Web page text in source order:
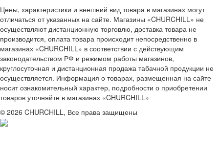
Цены, характеристики и внешний вид товара в магазинах могут
отличаться от указанных на сайте. Магазины «CHURCHILL» не
осуществляют дистанционную торговлю, доставка товара не
производится, оплата товара происходит непосредственно в
магазинах «CHURCHILL» в соответствии с действующим
законодательством РФ и режимом работы магазинов,
круглосуточная и дистанционная продажа табачной продукции не
осуществляется. Информация о товарах, размещенная на сайте
носит ознакомительный характер, подробности о приобретении
товаров уточняйте в магазинах «CHURCHILL»
© 2026 CHURCHILL, Все права защищены